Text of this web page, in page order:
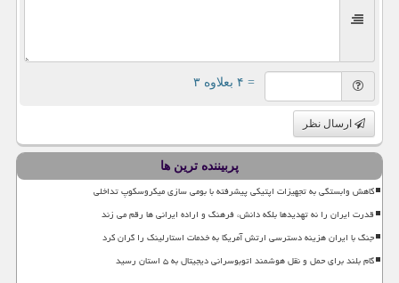
= ۴ بعلاوه ۳
ارسال نظر
پربیننده ترین ها
کاهش وابستگی به تجهیزات اپتیکی پیشرفته با بومی سازی میکروسکوپ تداخلی
قدرت ایران را نه تهدیدها بلکه دانش، فرهنگ و اراده ایرانی ها رقم می زند
جنگ با ایران هزینه دسترسی ارتش آمریکا به خدمات استارلینک را گران کرد
گام بلند برای حمل و نقل هوشمند اتوبوسرانی دیجیتال به ۵ استان رسید